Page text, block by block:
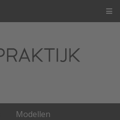
Modellen